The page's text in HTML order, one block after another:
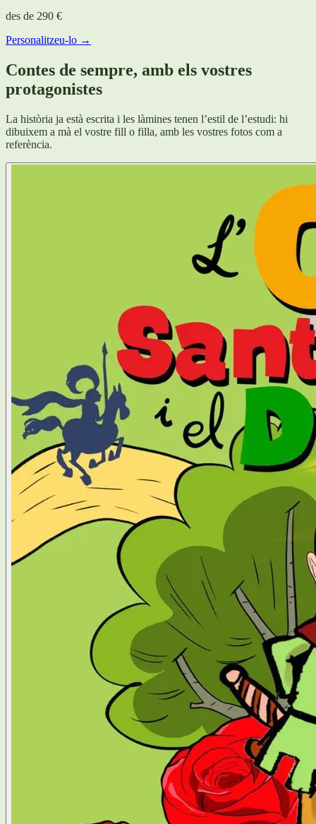
des de 290 €
Personalitzeu-lo →
Contes de sempre, amb els vostres
protagonistes
La història ja està escrita i les làmines tenen l’estil de l’estudi: hi
dibuixem a mà el vostre fill o filla, amb les vostres fotos com a
referència.